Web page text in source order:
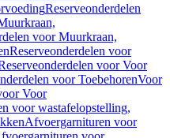
Reserveonderdelen
voor Muurkraan,
Reserveonderdelen voor
voor Voor
voor ToebehorenVoor
Voor
voor wastafelopstelling,
Afvoergarnituren voor